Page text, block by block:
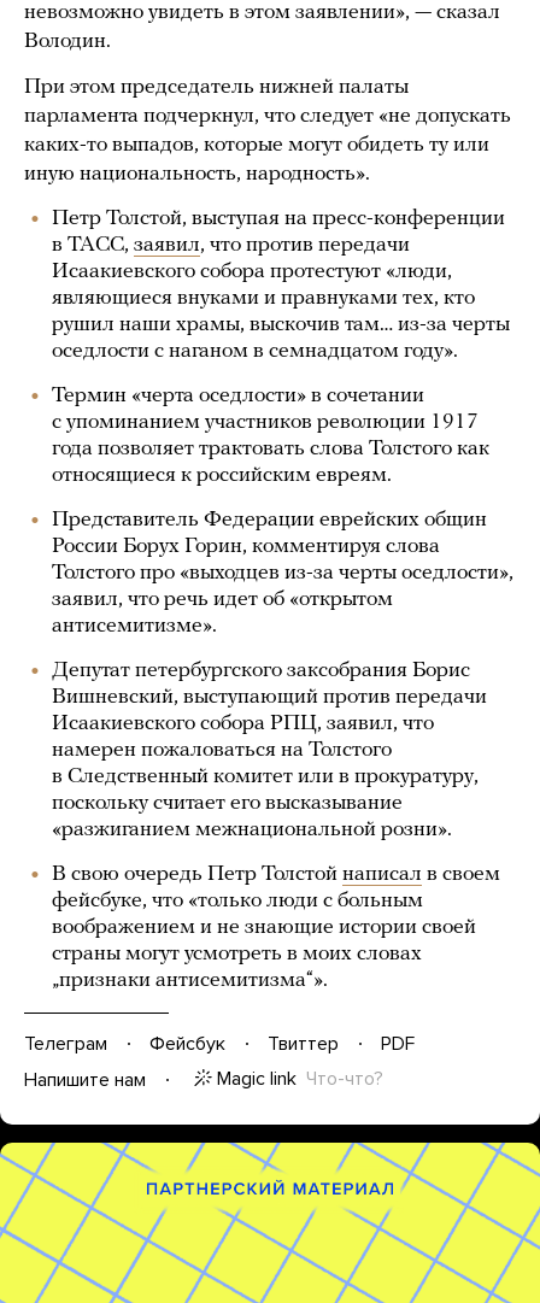
невозможно увидеть в этом заявлении», — сказал
Володин.
При этом председатель нижней палаты
парламента подчеркнул, что следует «не допускать
каких-то выпадов, которые могут обидеть ту или
иную национальность, народность».
Петр Толстой, выступая на пресс-конференции
в ТАСС, заявил, что против передачи
Исаакиевского собора протестуют «люди,
являющиеся внуками и правнуками тех, кто
рушил наши храмы, выскочив там… из-за черты
оседлости с наганом в семнадцатом году».
Термин «черта оседлости» в сочетании
с упоминанием участников революции 1917
года позволяет трактовать слова Толстого как
относящиеся к российским евреям.
Представитель Федерации еврейских общин
России Борух Горин, комментируя слова
Толстого про «выходцев из-за черты оседлости»,
заявил, что речь идет об «открытом
антисемитизме».
Депутат петербургского заксобрания Борис
Вишневский, выступающий против передачи
Исаакиевского собора РПЦ, заявил, что
намерен пожаловаться на Толстого
в Следственный комитет или в прокуратуру,
поскольку считает его высказывание
«разжиганием межнациональной розни».
В свою очередь Петр Толстой написал в своем
фейсбуке, что «только люди с больным
воображением и не знающие истории своей
страны могут усмотреть в моих словах
„признаки антисемитизма“».
Телеграм Фейсбук Твиттер
PDF
Напишите нам
Magic link Что-что?